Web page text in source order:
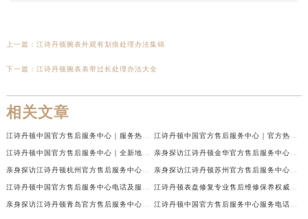
上一篇： 江诗丹顿腕表外观有划痕处理办法集锦
下一篇： 江诗丹顿腕表表带过长处理办法大全
相关文章
江诗丹顿中国官方售后服务中心｜服务热线及全部维修地址权威信息通告（2026年7月最新） 江诗丹顿中国官方售后服务中心｜官方热线与门店地址权威信息声明（2026年7月最新）
江诗丹顿中国官方售后服务中心｜全新地址及售后电话权威信息通告（2026年7月最新） 亲身探访江诗丹顿金华官方售后服务中心｜全新地址电话（2026年7月最新）
亲身探访江诗丹顿杭州官方售后服务中心｜全部网点地址电话（2026年7月最新） 亲身探访江诗丹顿苏州官方售后服务中心｜完整地址与联系电话（2026年7月最新）
江诗丹顿中国官方售后服务中心电话及服务网点地址实地考察报告_多信源验证（2026年7月最新） 江诗丹顿表盘修复专业售后维修保养权威公示（2026年7月最新）
亲身探访江诗丹顿青岛官方售后服务中心｜全新服务热线及门店地址（2026年7月最新） 江诗丹顿中国官方售后服务中心服务电话及详细地址实地考察报告_多信源验证（2026年7月最新）